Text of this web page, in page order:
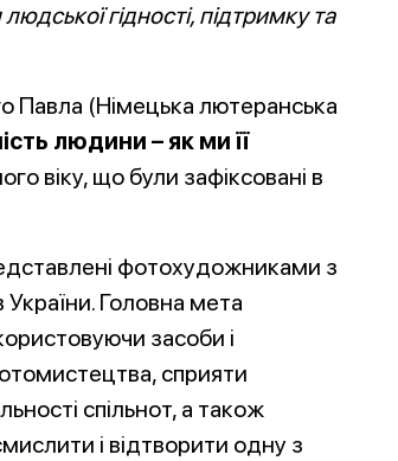
гідності, підтримку та
Павла (Німецька лютеранська
людини – як ми її
віку, що були зафіксовані в
фотохудожниками з
України. Головна мета
засоби і
сприяти
спільнот, а також
і відтворити одну з